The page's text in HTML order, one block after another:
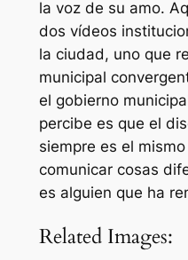
la voz de su amo.
dos vídeos
la ciudad, uno que
municipal
el gobierno
percibe es que el
siempre es el
comunicar cosas
es alguien que ha
Related Images: